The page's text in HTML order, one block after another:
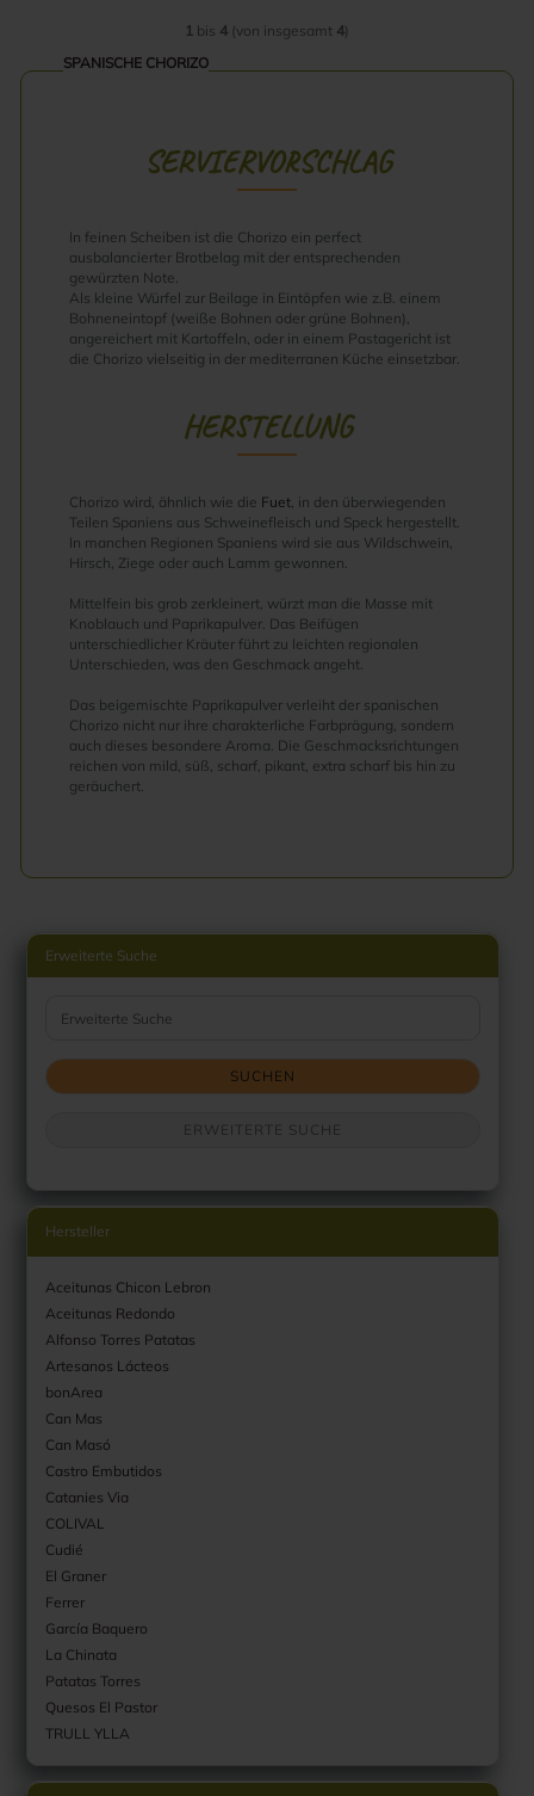
1 bis 4 (von insgesamt 4)
SPANISCHE CHORIZO
SERVIERVORSCHLAG
In feinen Scheiben ist die Chorizo ein perfect
ausbalancierter Brotbelag mit der entsprechenden
gewürzten Note.
Als kleine Würfel zur Beilage in Eintöpfen wie z.B. einem
Bohneneintopf (weiße Bohnen oder grüne Bohnen),
angereichert mit Kartoffeln, oder in einem Pastagericht ist
die Chorizo vielseitig in der mediterranen Küche einsetzbar.
HERSTELLUNG
Chorizo wird, ähnlich wie die Fuet, in den überwiegenden
Teilen Spaniens aus Schweinefleisch und Speck hergestellt.
In manchen Regionen Spaniens wird sie aus Wildschwein,
Hirsch, Ziege oder auch Lamm gewonnen.
Mittelfein bis grob zerkleinert, würzt man die Masse mit
Knoblauch und Paprikapulver. Das Beifügen
unterschiedlicher Kräuter führt zu leichten regionalen
Unterschieden, was den Geschmack angeht.
Das beigemischte Paprikapulver verleiht der spanischen
Chorizo nicht nur ihre charakterliche Farbprägung, sondern
auch dieses besondere Aroma. Die Geschmacksrichtungen
reichen von mild, süß, scharf, pikant, extra scharf bis hin zu
geräuchert.
Erweiterte Suche
SUCHEN
ERWEITERTE SUCHE
Hersteller
Aceitunas Chicon Lebron
Aceitunas Redondo
Alfonso Torres Patatas
Artesanos Lácteos
bonArea
Can Mas
Can Masó
Castro Embutidos
Catanies Via
COLIVAL
Cudié
El Graner
Ferrer
García Baquero
La Chinata
Patatas Torres
Quesos El Pastor
TRULL YLLA